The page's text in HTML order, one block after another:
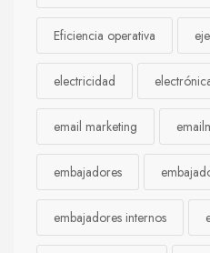
Eficiencia operativa
electricidad
email marketing
embajadores
embajadores internos